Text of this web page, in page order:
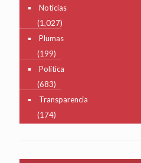
Noticias
(1,027)
Plumas
(199)
Política
(683)
Transparencia
(174)